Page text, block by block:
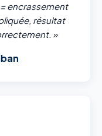
encrassement
résultat
»